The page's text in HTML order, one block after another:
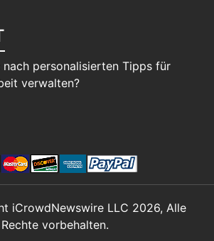
nach personalisierten Tipps für
verwalten?
iCrowdNewswire LLC 2026, Alle
Rechte vorbehalten.